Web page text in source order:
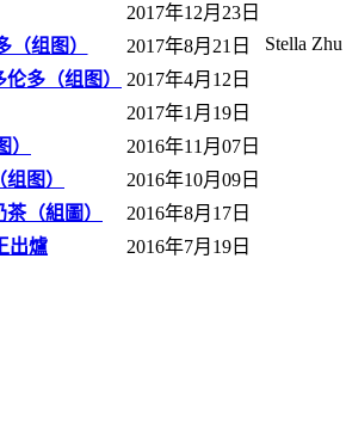
2017年12月23日
组图）
2017年8月21日 Stella Zhu
多（组图）
2017年4月12日
2017年1月19日
2016年11月07日
图）
2016年10月09日
（組圖）
2016年8月17日
出爐
2016年7月19日